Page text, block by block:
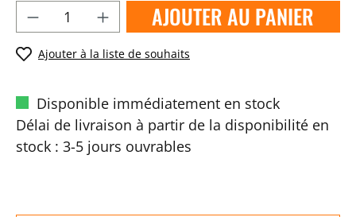
AJOUTER AU PANIER
Ajouter à la liste de souhaits
Disponible immédiatement en stock
Délai de livraison à partir de la disponibilité en
stock : 3-5 jours ouvrables